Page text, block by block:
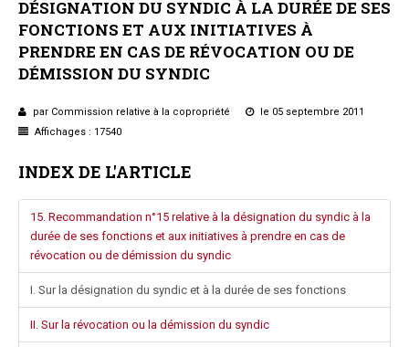
Gestion et maintenance
Pratique de la copro.
Jurisprudence
Études juridiques
Copro. en difficulté
Formez-vous !
DÉSIGNATION DU SYNDIC À LA DURÉE DE SES
FONCTIONS ET AUX INITIATIVES À
PRENDRE EN CAS DE RÉVOCATION OU DE
DÉMISSION DU SYNDIC
par Commission relative à la copropriété
le 05 septembre 2011
Affichages : 17540
INDEX DE L'ARTICLE
15. Recommandation n°15 relative à la désignation du syndic à la
durée de ses fonctions et aux initiatives à prendre en cas de
révocation ou de démission du syndic
I. Sur la désignation du syndic et à la durée de ses fonctions
II. Sur la révocation ou la démission du syndic